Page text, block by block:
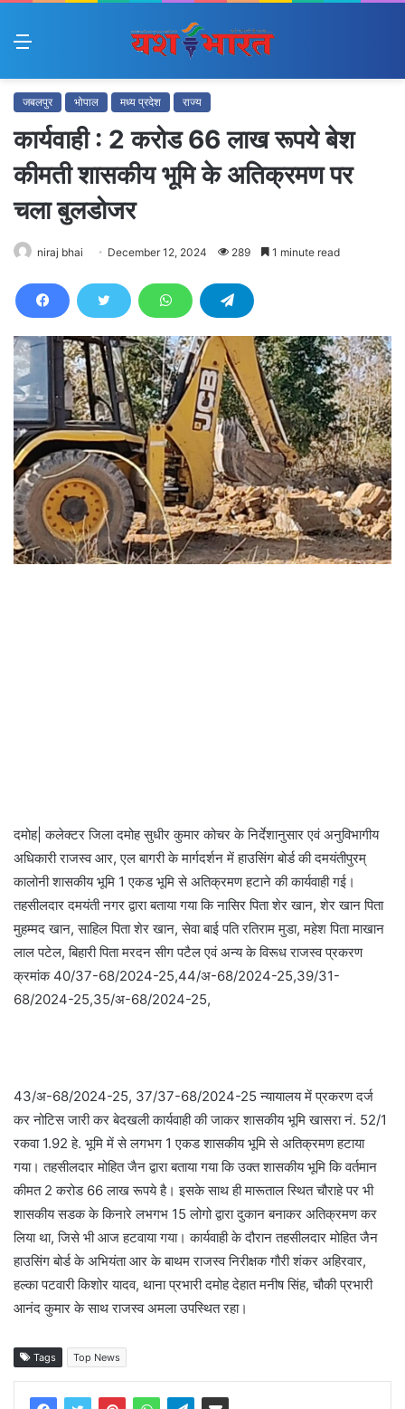
Menu
जबलपुर भोपाल मध्य प्रदेश राज्य
कार्यवाही : 2 करोड 66 लाख रूपये बेश
कीमती शासकीय भूमि के अतिक्रमण पर
चला बुलडोजर
niraj bhai December 12, 2024 289 1 minute read
दमोह| कलेक्टर जिला दमोह सुधीर कुमार कोचर के निर्देशानुसार एवं अनुविभागीय
अधिकारी राजस्व आर, एल बागरी के मार्गदर्शन में हाउसिंग बोर्ड की दमयंतीपुरम्
कालोनी शासकीय भूमि 1 एकड भूमि से अतिक्रमण हटाने की कार्यवाही गई।
तहसीलदार दमयंती नगर द्वारा बताया गया कि नासिर पिता शेर खान, शेर खान पिता
मुहम्मद खान, साहिल पिता शेर खान, सेवा बाई पति रतिराम मुडा, महेश पिता माखान
लाल पटेल, बिहारी पिता मरदन सीग पटैल एवं अन्य के विरूध राजस्व प्रकरण
क्रमांक 40/37-68/2024-25,44/अ-68/2024-25,39/31-
68/2024-25,35/अ-68/2024-25,
43/अ-68/2024-25, 37/37-68/2024-25 न्यायालय में प्रकरण दर्ज
कर नोटिस जारी कर बेदखली कार्यवाही की जाकर शासकीय भूमि खासरा नं. 52/1
रकवा 1.92 हे. भूमि में से लगभग 1 एकड शासकीय भूमि से अतिक्रमण हटाया
गया। तहसीलदार मोहित जैन द्वारा बताया गया कि उक्त शासकीय भूमि कि वर्तमान
कीमत 2 करोड 66 लाख रूपये है। इसके साथ ही मारूताल स्थित चौराहे पर भी
शासकीय सडक के किनारे लभगभ 15 लोगो द्वारा दुकान बनाकर अतिक्रमण कर
लिया था, जिसे भी आज हटवाया गया। कार्यवाही के दौरान तहसीलदार मोहित जैन
हाउसिंग बोर्ड के अभियंता आर के बाथम राजस्व निरीक्षक गौरी शंकर अहिरवार,
हल्का पटवारी किशोर यादव, थाना प्रभारी दमोह देहात मनीष सिंह, चौकी प्रभारी
आनंद कुमार के साथ राजस्व अमला उपस्थित रहा।
Tags Top News